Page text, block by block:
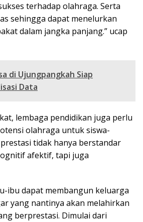
terhadap olahraga. Serta
sehingga dapat menelurkan
dalam jangka panjang.” ucap
di Ujungpangkah Siap
Data
lembaga pendidikan juga perlu
olahraga untuk siswa-
tidak hanya berstandar
afektif, tapi juga
ibu dapat membangun keluarga
yang nantinya akan melahirkan
berprestasi. Dimulai dari